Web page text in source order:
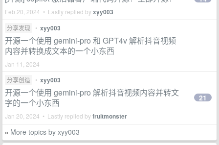
Feb 20, 2024 • Lastly replied byxyy003
分享发现 • xyy003
开源一个使用 gemini-pro 和 GPT4v 解析抖音视频
内容并转换成文本的一个小东西
Jan 11, 2024
分享创造
• xyy003
开源一个使用 gemini-pro 解析抖音视频内容并转文
字的一个小东西
Jan 20, 2024 • Lastly replied byfruitmonster
21
» More topics by xyy003